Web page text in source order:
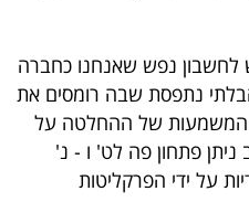
נפש שאנחנו כחברה
נתפסת שבה רומסים את
המשמעות של ההחלטה על
ניתן פתחון פה לט' ו - נ'
על ידי הפרקליטות